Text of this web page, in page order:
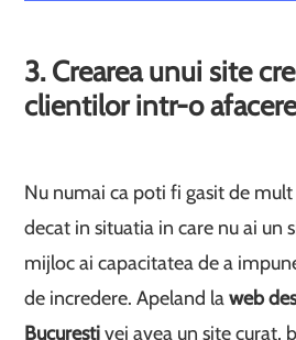
3. Crearea unui site
clientilor intr-o
Nu numai ca poti fi gasit de
decat in situatia in care nu ai un
mijloc ai capacitatea de a
de incredere. Apeland laweb
Bucurestivei avea un site curat,